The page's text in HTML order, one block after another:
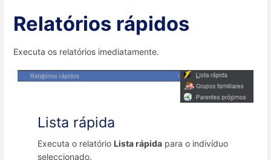
Relatórios rápidos
Executa os relatórios imediatamente.
Lista rápida
Executa o relatório Lista rápida para o indivíduo
seleccionado.